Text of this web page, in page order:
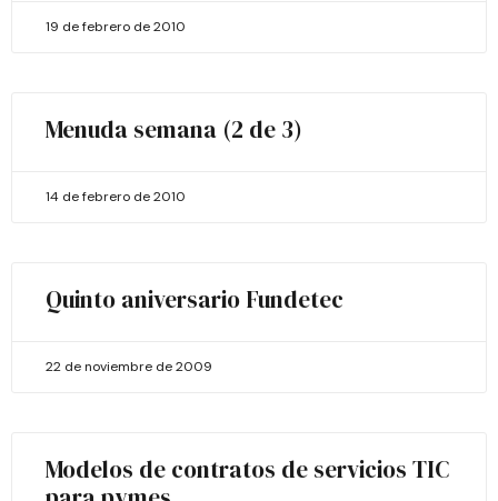
19 de febrero de 2010
Menuda semana (2 de 3)
14 de febrero de 2010
Quinto aniversario Fundetec
22 de noviembre de 2009
Modelos de contratos de servicios TIC